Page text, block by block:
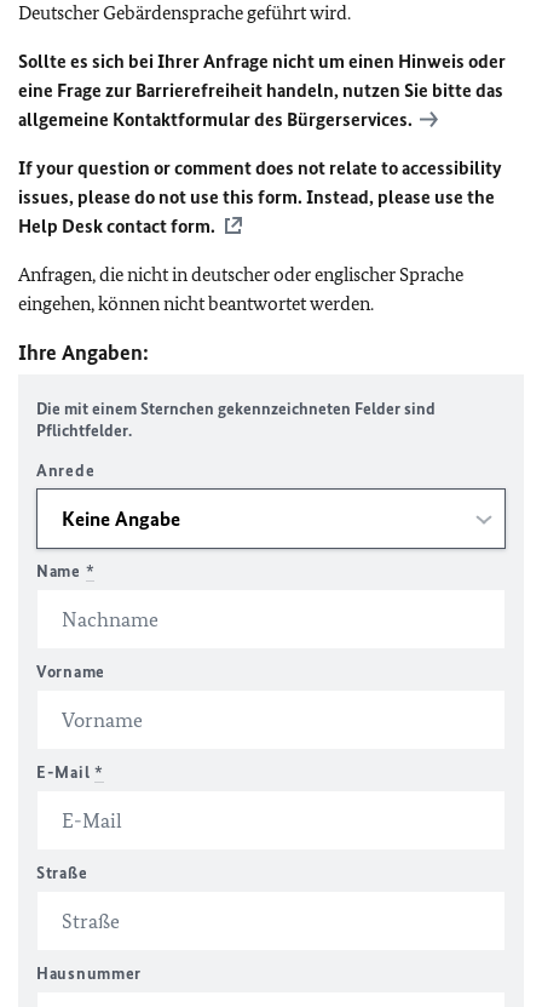
Deutscher Gebärdensprache geführt wird.
Sollte es sich bei Ihrer Anfrage nicht um einen Hinweis oder
eine Frage zur Barrierefreiheit handeln, nutzen Sie bitte das
allgemeine Kontaktformular des Bürgerservices.
If your question or comment does not relate to accessibility
issues, please do not use this form. Instead, please use the
Help Desk contact form.
Anfragen, die nicht in deutscher oder englischer Sprache
eingehen, können nicht beantwortet werden.
Ihre Angaben:
Die mit einem Sternchen gekennzeichneten Felder sind
Pflichtfelder.
Anrede
Name *
Vorname
E-Mail *
Straße
Hausnummer